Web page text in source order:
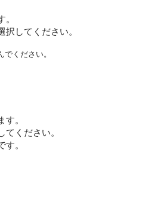
してください。
ください。
。
ください。
。